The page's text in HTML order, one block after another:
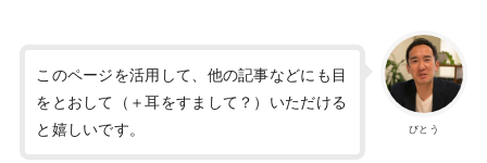
びとう
このページを活用して、他の記事などにも目
をとおして（＋耳をすまして？）いただける
と嬉しいです。